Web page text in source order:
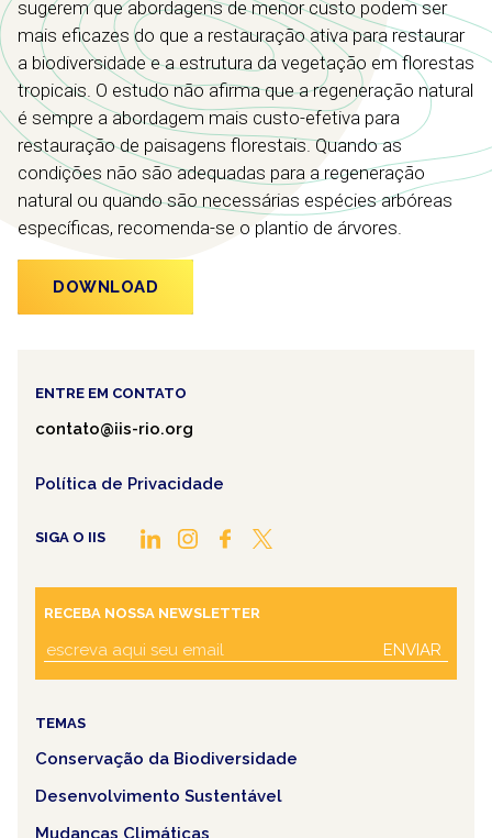
sugerem que abordagens de menor custo podem ser
mais eficazes do que a restauração ativa para restaurar
a biodiversidade e a estrutura da vegetação em florestas
tropicais. O estudo não afirma que a regeneração natural
é sempre a abordagem mais custo-efetiva para
restauração de paisagens florestais. Quando as
condições não são adequadas para a regeneração
natural ou quando são necessárias espécies arbóreas
específicas, recomenda-se o plantio de árvores.
DOWNLOAD
ENTRE EM CONTATO
contato@iis-rio.org
Política de Privacidade
SIGA O IIS
RECEBA NOSSA NEWSLETTER
ENVIAR
TEMAS
Conservação da Biodiversidade
Desenvolvimento Sustentável
Mudanças Climáticas